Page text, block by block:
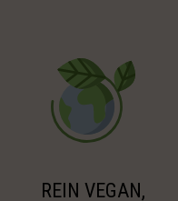
REIN VEGAN,